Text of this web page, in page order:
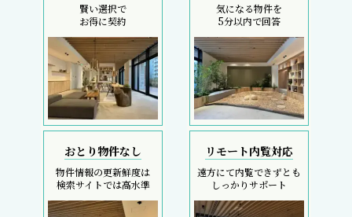
賢い選択で
お得に契約
気になる物件を
5分以内で回答
おとり物件なし
物件情報の更新鮮度は
検索サイトでは高水準
リモート内覧対応
遠方にて内覧できずとも
しっかりサポート